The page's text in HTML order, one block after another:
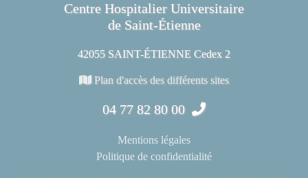
Centre Hospitalier Universitaire
de Saint-Étienne
42055 SAINT-ÉTIENNE Cedex 2
Plan d'accès des différents sites
04 77 82 80 00
Mentions légales
Politique de confidentialité